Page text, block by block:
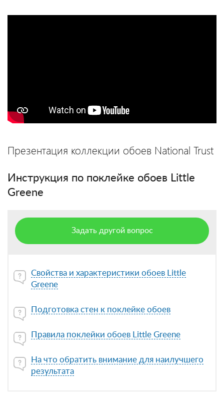
Презентация коллекции обоев National Trust
Инструкция по поклейке обоев Little
Greene
Задать другой вопрос
Свойства и характеристики обоев Little
Greene
Подготовка стен к поклейке обоев
Правила поклейки обоев Little Greene
На что обратить внимание для наилучшего
результата